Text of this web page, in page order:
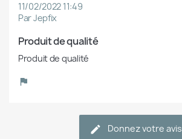
11/02/2022 11:49
Par Jepfix
Produit de qualité
Produit de qualité
Donnez votre avis